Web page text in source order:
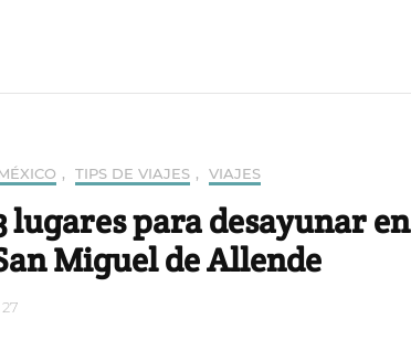
, TIPS DE VIAJES , VIAJES
lugares para desayunar en
Miguel de Allende
27